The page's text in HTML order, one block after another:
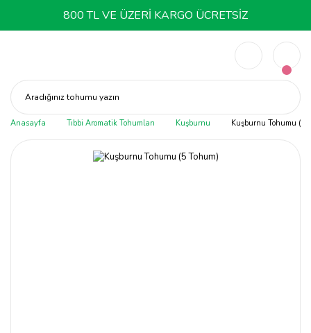
800 TL VE ÜZERİ KARGO ÜCRETSİZ
Aradığınız tohumu yazın
Anasayfa Tıbbi Aromatik Tohumları Kuşburnu Kuşburnu Tohumu (5